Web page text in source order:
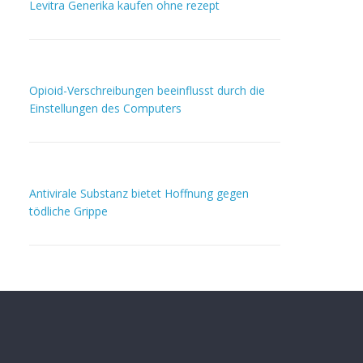
Levitra Generika kaufen ohne rezept
Opioid-Verschreibungen beeinflusst durch die
Einstellungen des Computers
Antivirale Substanz bietet Hoffnung gegen
tödliche Grippe